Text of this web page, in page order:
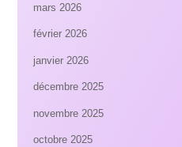
mars 2026
février 2026
janvier 2026
décembre 2025
novembre 2025
octobre 2025